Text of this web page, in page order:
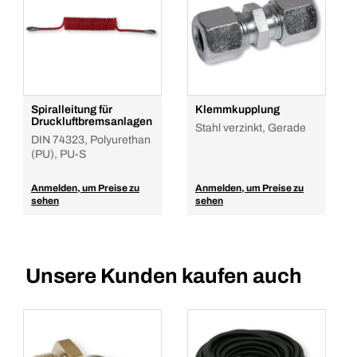
Spiralleitung für
Druckluftbremsanlagen
DIN 74323, Polyurethan
(PU), PU-S
Anmelden, um Preise zu
sehen
Klemmkupplung
Stahl verzinkt, Gerade
Anmelden, um Preise zu
sehen
Unsere Kunden kaufen auch